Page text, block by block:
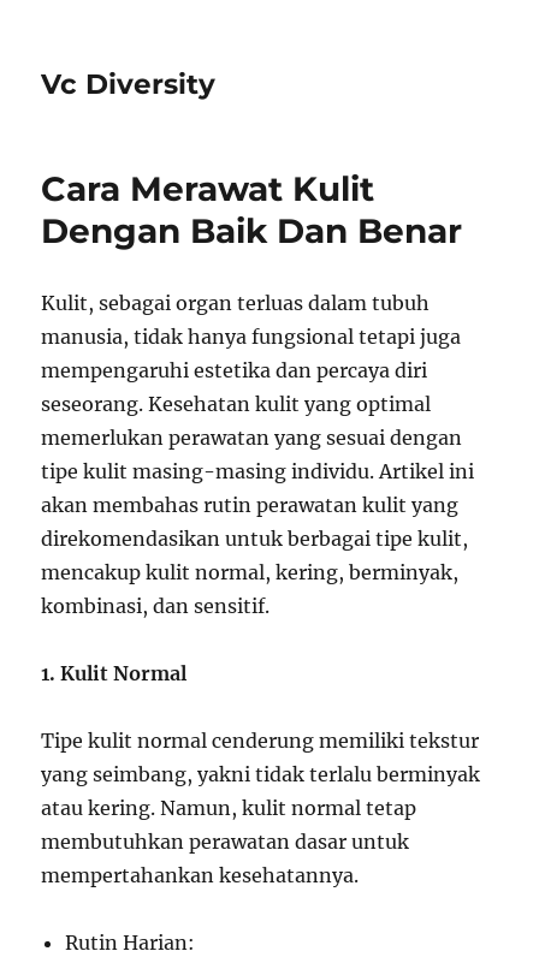
Vc Diversity
Cara Merawat Kulit
Dengan Baik Dan Benar
Kulit, sebagai organ terluas dalam tubuh
manusia, tidak hanya fungsional tetapi juga
mempengaruhi estetika dan percaya diri
seseorang. Kesehatan kulit yang optimal
memerlukan perawatan yang sesuai dengan
tipe kulit masing-masing individu. Artikel ini
akan membahas rutin perawatan kulit yang
direkomendasikan untuk berbagai tipe kulit,
mencakup kulit normal, kering, berminyak,
kombinasi, dan sensitif.
1. Kulit Normal
Tipe kulit normal cenderung memiliki tekstur
yang seimbang, yakni tidak terlalu berminyak
atau kering. Namun, kulit normal tetap
membutuhkan perawatan dasar untuk
mempertahankan kesehatannya.
Rutin Harian: